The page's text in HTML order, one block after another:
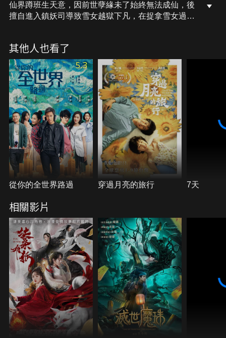
仙界蹲班生天意，因前世孽緣未了始終無法成仙，後
擅自進入鎮妖司導致雪女越獄下凡，在捉拿雪女過程
的過錯，天意不顧生死進入黃泉，只為找到那朵有花
有葉的曼珠沙華，拯救被怨恨折磨的雪女。一番磨難
過後，二人終於成婚，天兵再次下凡捉拿雪女。最
終，雪女為救天意犧牲自己，讓天意明白了《捉妖
錄》上「天下無妖」的含義。
其他人也看了
5.3
從你的全世界路過 穿過月亮的旅行 7天
相關影片